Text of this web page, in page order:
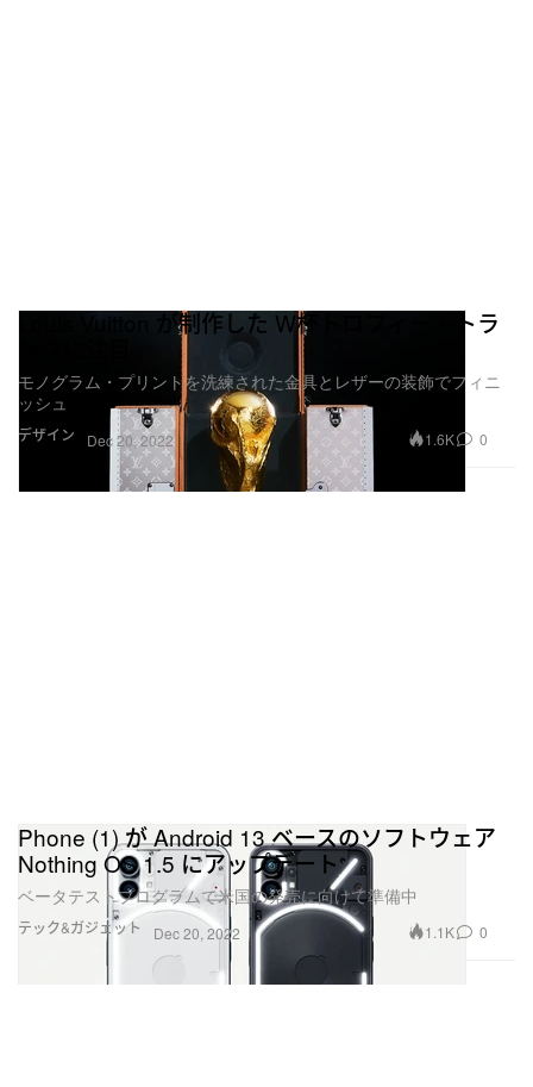
デザイン
Louis Vuitton が制作した W杯トロフィー・トラ
モノグラム・プリントを洗練された金具とレザーの装飾でフィニ
ッシュ
Dec 20, 2022 1.6K 0
テック&ガジェット
Phone (1) が Android 13 ベースのソフトウェア
Nothing OS 1.5 にアップデート
ベータテストプログラムで米国の発売に向けて準備中
Dec 20, 2022 1.1K 0